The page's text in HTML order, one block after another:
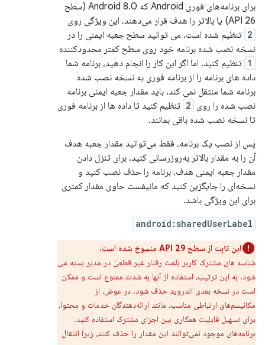
برای برنامه‌های فوری Android که Android 8.0 (سطح
API 26) یا بالاتر را هدف قرار می‌دهند، این ویژگی روی
2 تنظیم شده است. می توانید سطح جعبه ایمنی را در
نسخه نصب شده برنامه خود روی سطح کمتر محدودکننده
1 تنظیم کنید. اما اگر این کار را انجام دهید، برنامه شما
داده های برنامه را از برنامه فوری به نسخه نصب شده
برنامه شما منتقل نمی کند. باید مقدار جعبه ایمنی برنامه
نصب شده را روی 2 تنظیم کنید تا داده ها از برنامه فوری
تا نسخه نصب شده باقی بمانند.
پس از نصب یک برنامه، فقط می‌توانید مقدار جعبه هدف
آن را به مقدار بالاتر به‌روزرسانی کنید. برای تنزل دادن
مقدار جعبه ایمنی هدف، برنامه را حذف نصب کنید و
نسخه‌ای را جایگزین کنید که مانیفست حاوی مقدار کمتری
برای این ویژگی باشد.
android:sharedUserLabel
این ثابت از سطح API 29 منسوخ شده است.
شناسه های مشترک کاربر باعث رفتار غیر قطعی در مدیر بسته می
شود. به این ترتیب، استفاده از آنها به شدت ممنوع است و ممکن
است در نسخه بعدی اندروید حذف شود. در عوض، از
مکانیسم‌های ارتباطی مناسب، مانند ارائه‌دهندگان خدمات و محتوا،
برای تسهیل قابلیت همکاری بین اجزای مشترک استفاده کنید.
برنامه‌های موجود نمی‌توانند این مقدار را حذف کنند، زیرا انتقال